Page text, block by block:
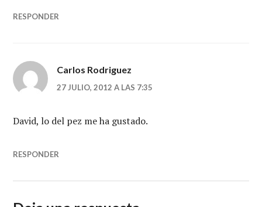
RESPONDER
Carlos Rodriguez
27 JULIO, 2012 A LAS 7:35
David, lo del pez me ha gustado.
RESPONDER